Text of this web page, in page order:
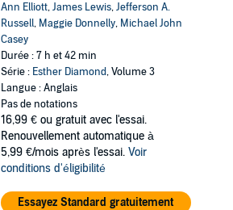
Ann Elliott,James Lewis,Jefferson A.
Russell, Maggie Donnelly, Michael John
Casey
Durée : 7 h et 42 min
Série : Esther Diamond, Volume 3
Langue : Anglais
Pas de notations
16,99 € ou gratuit avec l'essai.
Renouvellement automatique à
5,99 €/mois après l'essai. Voir
conditions d'éligibilité
Essayez Standard gratuitement